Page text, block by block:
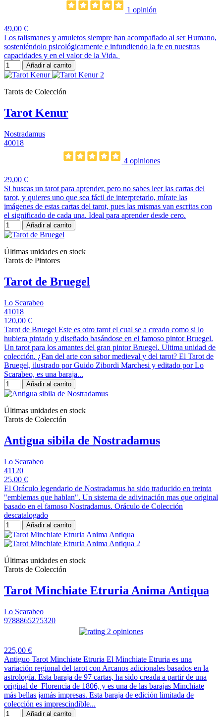
1 opinión
49,00 €
Los talismanes y amuletos siempre han acompañado al ser Humano,
sosteniéndolo psicológicamente e infundiendo la fe en nuestras
capacidades y en el valor de la Vida.
Añadir al carrito
Tarots de Colección
Tarot Kenur
Nostradamus
40018
4 opiniones
29,00 €
Si buscas un tarot para aprender, pero no sabes leer las cartas del
tarot, y quieres uno que sea fácil de interpretarlo, mírate las
imágenes de estas cartas del tarot, pues las mismas van escritas con
el significado de cada una. Ideal para aprender desde cero.
Añadir al carrito
Últimas unidades en stock
Tarots de Pintores
Tarot de Bruegel
Lo Scarabeo
41018
120,00 €
Tarot de Bruegel Este es otro tarot el cual se a creado como si lo
hubiera pintado y diseñado basándose en el famoso pintor Bruegel.
Un tarot para los amantes del gran pintor Bruegel. Ultima unidad de
colección. ¿Fan del arte con sabor medieval y del tarot? El Tarot de
Bruegel, ilustrado por Guido Zibordi Marchesi y editado por Lo
Scarabeo, es una baraja...
Añadir al carrito
Últimas unidades en stock
Tarots de Colección
Antigua sibila de Nostradamus
Lo Scarabeo
41120
25,00 €
El Oráculo legendario de Nostradamus ha sido traducido en treinta
"emblemas que hablan". Un sistema de adivinación mas que original
basado en el famoso Nostradamus. Oráculo de Colección
descatalogado
Añadir al carrito
Últimas unidades en stock
Tarots de Colección
Tarot Minchiate Etruria Anima Antiqua
Lo Scarabeo
9788865275320
2 opiniones
225,00 €
Antiguo Tarot Minchiate Etruria El Minchiate Etruria es una
variación regional del tarot con Arcanos adicionales basados ​​en la
astrología. Esta baraja de 97 cartas, ha sido creada a partir de una
original de Florencia de 1806, y es una de las barajas Minchiate
más bellas jamás impresas. Esta baraja de edición limitada de
colección es imprescindible...
Añadir al carrito